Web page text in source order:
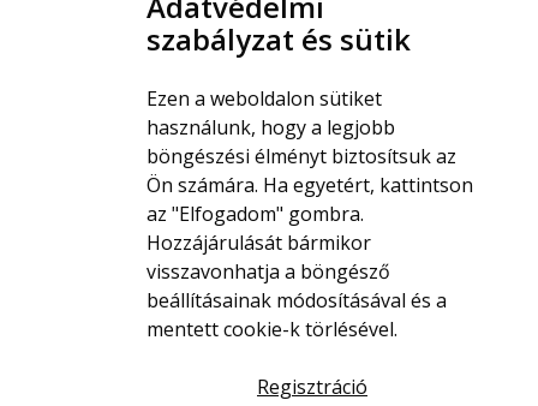
szabályzat és sütik
Ezen a weboldalon sütiket
használunk, hogy a legjobb
böngészési élményt biztosítsuk az
Ön számára. Ha egyetért, kattintson
az "Elfogadom" gombra.
Hozzájárulását bármikor
visszavonhatja a böngésző
beállításainak módosításával és a
mentett cookie-k törlésével.
Regisztráció